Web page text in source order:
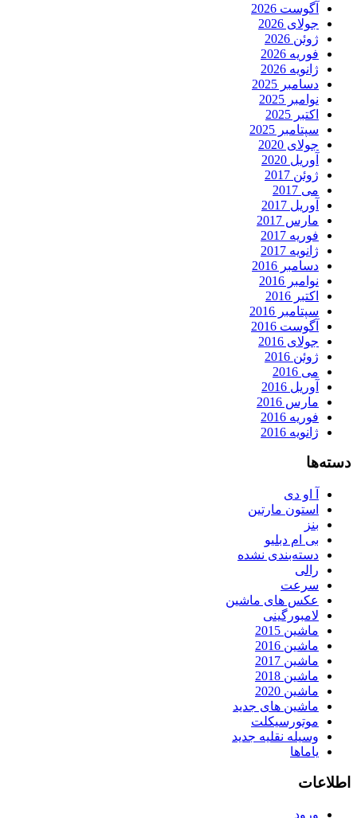
آگوست 2026
جولای 2026
ژوئن 2026
فوریه 2026
ژانویه 2026
دسامبر 2025
نوامبر 2025
اکتبر 2025
سپتامبر 2025
جولای 2020
آوریل 2020
ژوئن 2017
می 2017
آوریل 2017
مارس 2017
فوریه 2017
ژانویه 2017
دسامبر 2016
نوامبر 2016
اکتبر 2016
سپتامبر 2016
آگوست 2016
جولای 2016
ژوئن 2016
می 2016
آوریل 2016
مارس 2016
فوریه 2016
ژانویه 2016
دسته‌ها
آ او دی
استون مارتین
بنز
بی ام دبلیو
دسته‌بندی نشده
رالی
سرعت
عکس های ماشین
لامبورگینی
ماشین 2015
ماشین 2016
ماشین 2017
ماشین 2018
ماشین 2020
ماشین های جدید
موتورسیکلت
وسیله نقلیه جدید
یاماها
اطلاعات
ورود